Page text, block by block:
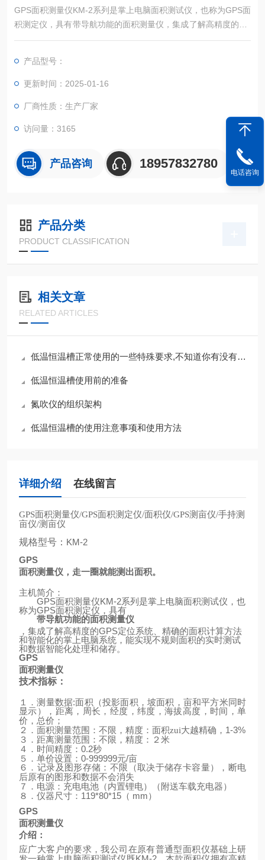
GPS面积测量仪KM-2系列是掌上电脑面积测试仪，也称为GPS面
积测定仪，具有带导航功能的面积测量仪，集成了解高精度的GP
S定位系统、精确的面积计算方法和智能化的掌上电脑系统，能
产品型号：
更新时间：2025-01-16
厂商性质：生产厂家
访问量：3165
产品咨询 18957832780
产品分类
PRODUCT CLASSIFICATION
相关文章
RELATED ARTICLES
低温恒温槽正常使用的一些特殊要求,不知道你有没有注意到
低温恒温槽使用前的准备
氮吹仪的组织架构
低温恒温槽的使用注意事项和使用方法
详细介绍 在线留言
GPS面积测量仪/GPS面积测定仪/面积仪/GPS测亩仪/手持测
亩仪/测亩仪
规格型号： KM-2
GPS
面积测量仪，走一圈就能测出面积。
主机简介：
GPS面积测量仪KM-2系列是掌上电脑面积测试仪，也
称为GPS面积测定仪，具有
带导航功能的面积测量仪
，集成了解高精度的GPS定位系统、精确的面积计算方法
和智能化的掌上电脑系统，能实现不规则面积的实时测试
和数据智能化处理和储存。
GPS
面积测量仪
技术指标：
１．测量数据:面积（投影面积，坡面积，亩和平方米同时
显示），距离，周长，经度，纬度，海拔高度，时间，单
价，总价；
２．面积测量范围：不限，精度：面积zui大越精确， 1-3%
３．距离测量范围：不限，精度：２米
４．时间精度： 0.2秒
５．单价设置： 0-999999元/亩
６．记录及图形存储：不限（取决于储存卡容量），断电
后原有的图形和数据不会消失
７．电源：充电电池（内置锂电）
（ 附送车载充电器）
８．仪器尺寸： 119*80*15 （ mm）
GPS
面积测量仪
介绍：
应广大客户的要求，我公司在原有普通型面积仪基础上研
电话咨询